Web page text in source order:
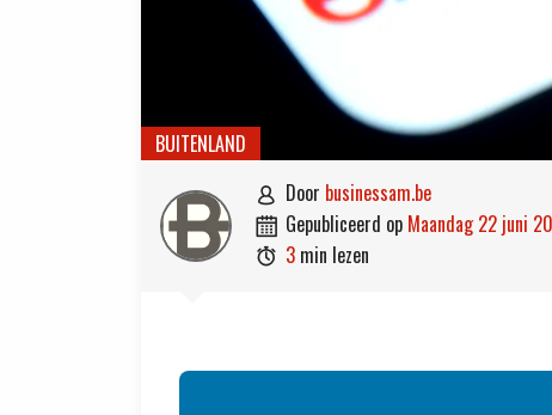
BUITENLAND
 door businessam.be
 gepubliceerd op maandag 22 juni
 3 min lezen